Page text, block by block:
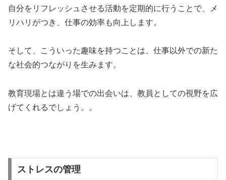
自分をリフレッシュさせる活動を定期的に行うことで、メ
リハリがつき、仕事の効率も向上します。
そして、こういった趣味を持つことは、仕事以外での新た
な社会的つながりを生みます。
教育現場とは違う場での出会いは、教員としての視野を広
げてくれるでしょう。。
ストレスの管理